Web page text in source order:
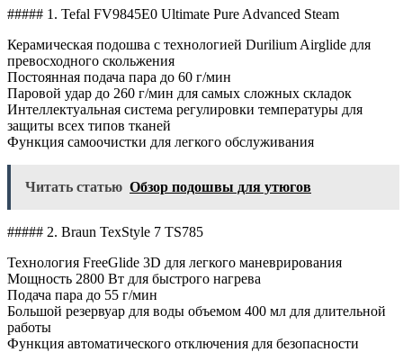
##### 1. Tefal FV9845E0 Ultimate Pure Advanced Steam
Керамическая подошва с технологией Durilium Airglide для
превосходного скольжения
Постоянная подача пара до 60 г/мин
Паровой удар до 260 г/мин для самых сложных складок
Интеллектуальная система регулировки температуры для
защиты всех типов тканей
Функция самоочистки для легкого обслуживания
Читать статью Обзор подошвы для утюгов
##### 2. Braun TexStyle 7 TS785
Технология FreeGlide 3D для легкого маневрирования
Мощность 2800 Вт для быстрого нагрева
Подача пара до 55 г/мин
Большой резервуар для воды объемом 400 мл для длительной
работы
Функция автоматического отключения для безопасности